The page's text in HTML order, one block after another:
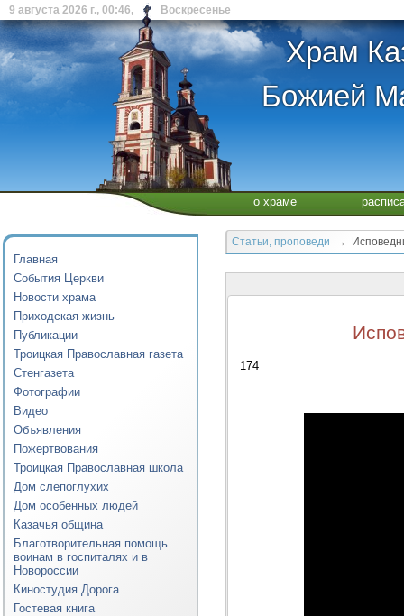
9 августа 2026 г., 00:46, Воскресенье
Храм
Божией
о храме
Главная
События Церкви
Новости храма
Приходская жизнь
Публикации
Троицкая Православная газета
Стенгазета
Фотографии
Видео
Объявления
Пожертвования
Троицкая Православная школа
Дом слепоглухих
Дом особенных людей
Казачья община
Благотворительная помощь
воинам в госпиталях и в
Новороссии
Киностудия Дорога
Гостевая книга
Статьи, проповеди →
174